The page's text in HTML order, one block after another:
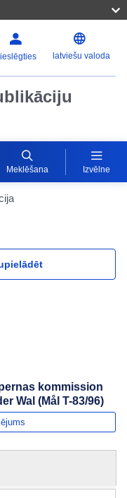
latviešu valoda
Meklēšana Izvēlne
Portlet
kommission
Wal (Mål T-83/96)